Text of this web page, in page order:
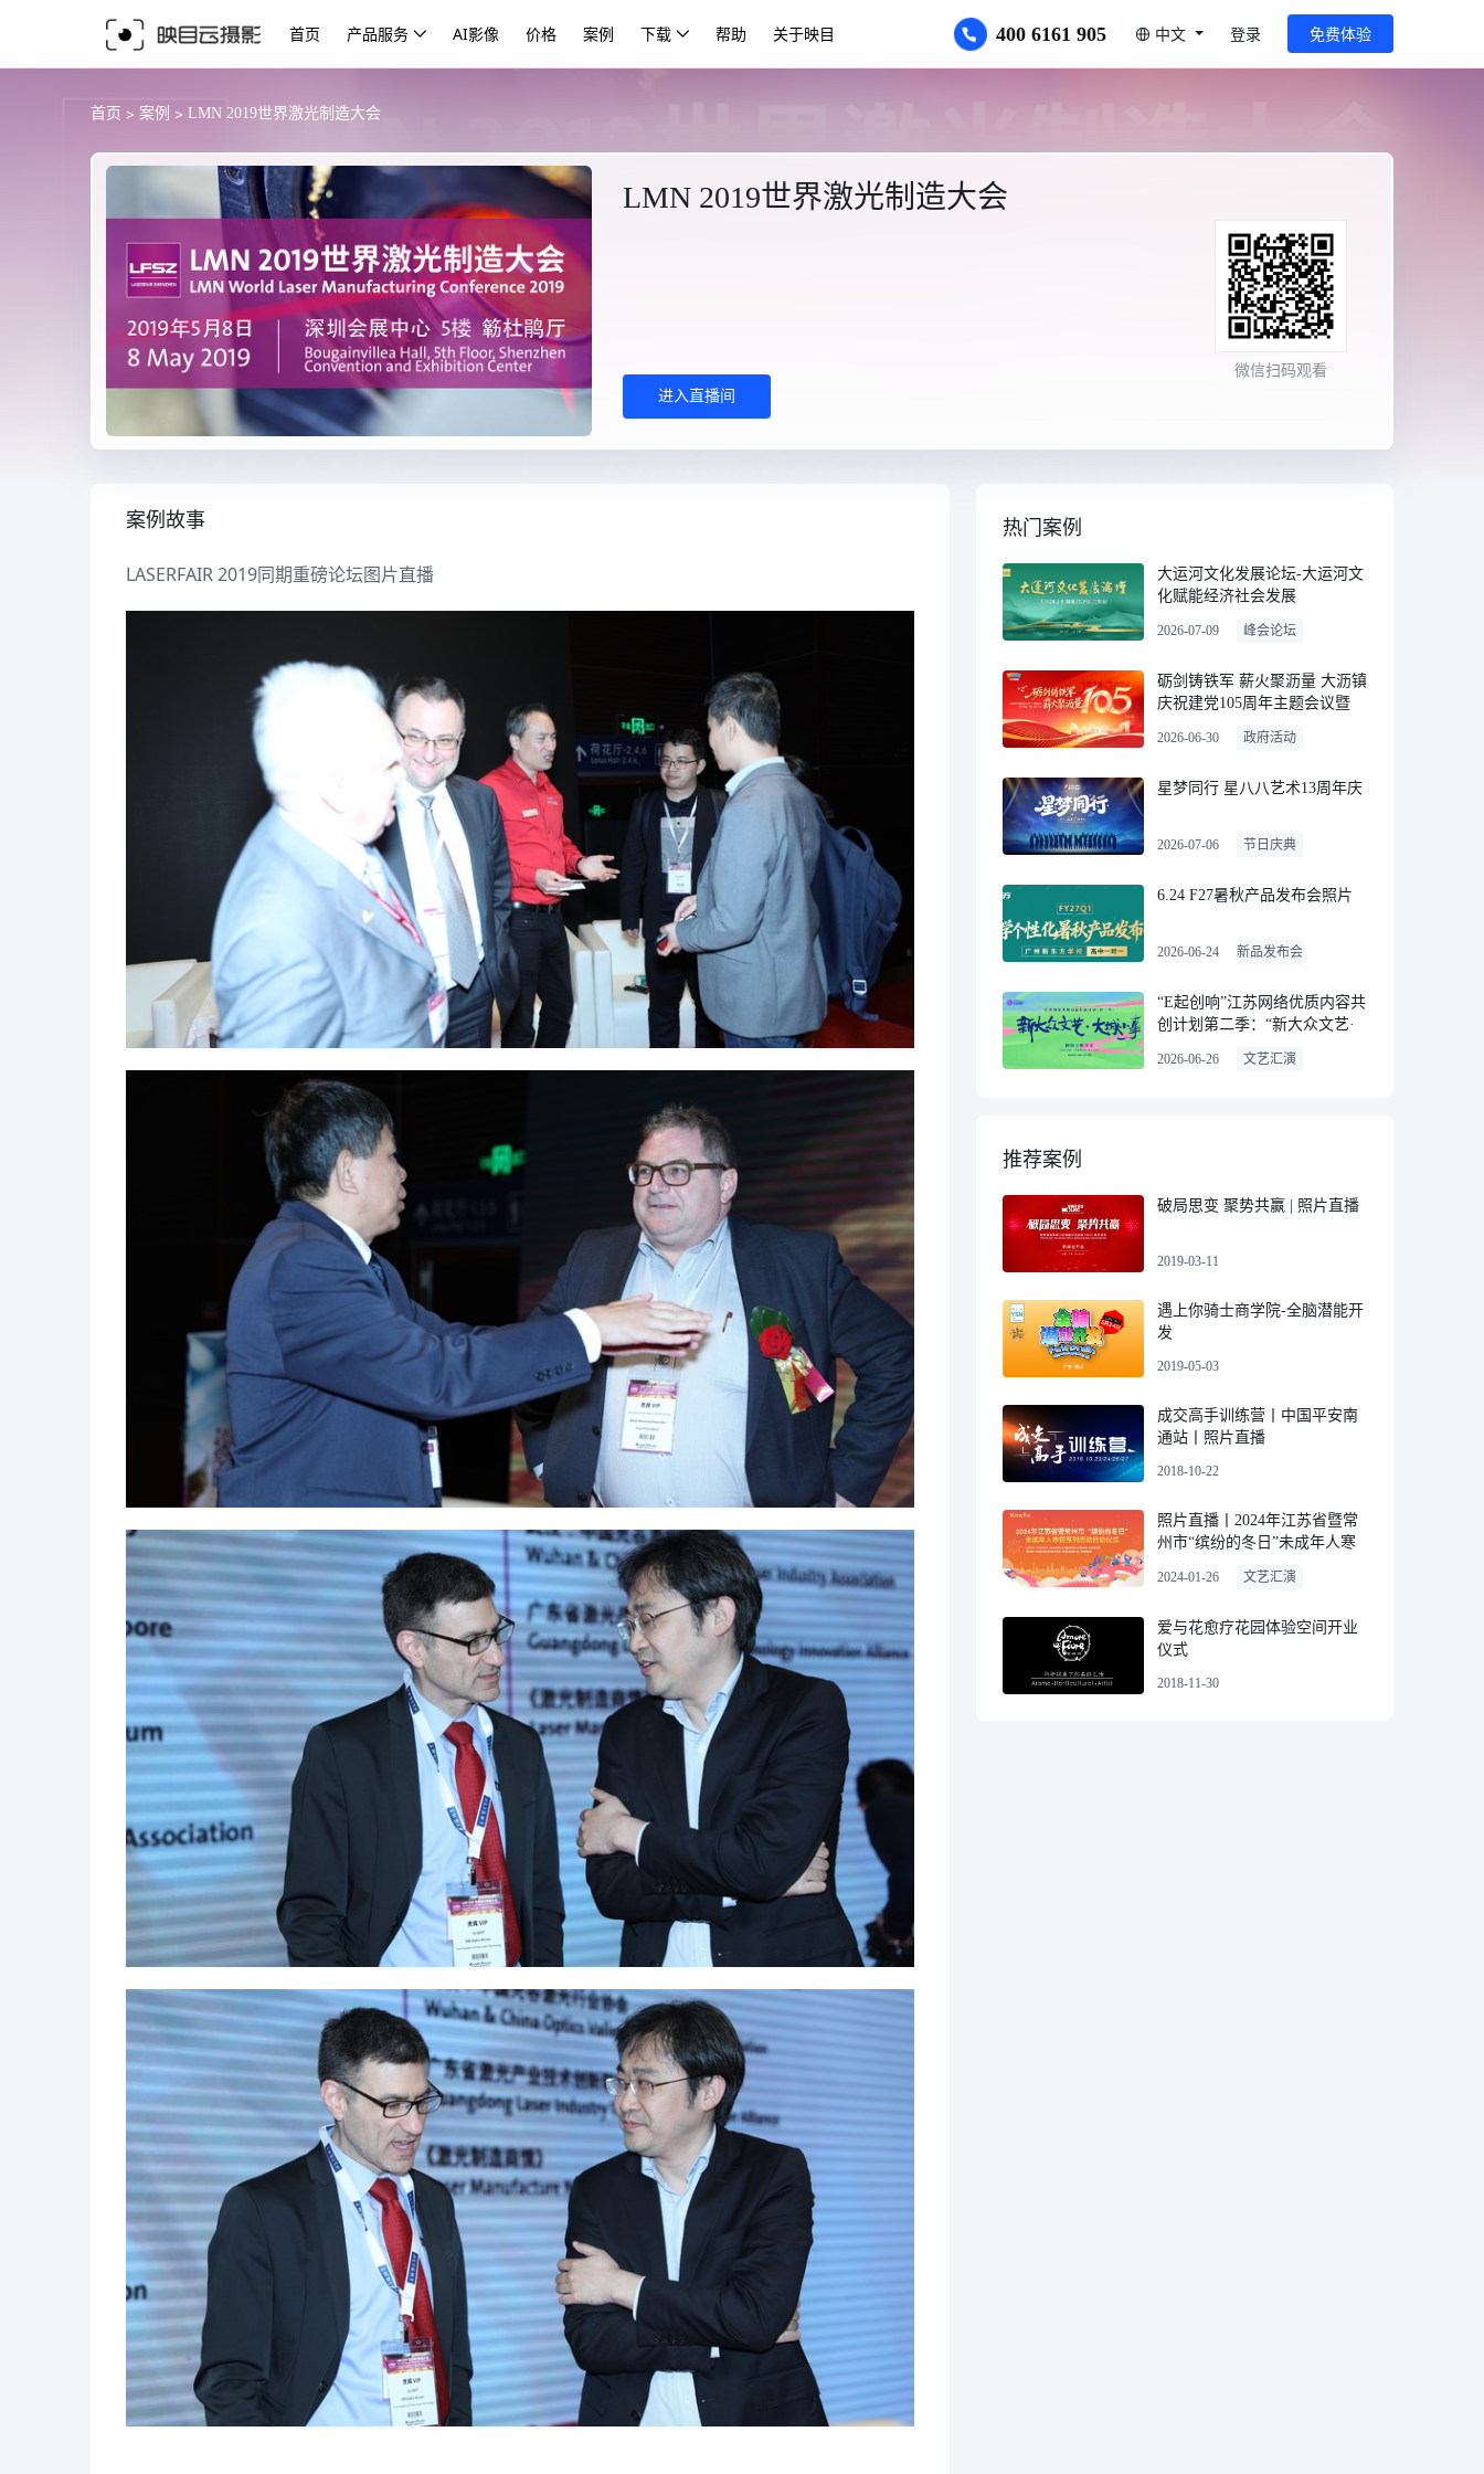
首页 产品服务 AI影像 价格 案例 下载 帮助 关于映目 400 6161 905 中文 登录 免费体验
首页 > 案例 > LMN 2019世界激光制造大会
LMN 2019世界激光制造大会
进入直播间
微信扫码观看
案例故事
LASERFAIR 2019同期重磅论坛图片直播
热门案例
大运河文化发展论坛-大运河文
化赋能经济社会发展
2026-07-09 峰会论坛
砺剑铸铁军 薪火聚沥量 大沥镇
庆祝建党105周年主题会议暨
2026-06-30 政府活动
星梦同行 星八八艺术13周年庆
2026-07-06 节日庆典
6.24 F27暑秋产品发布会照片
2026-06-24 新品发布会
“E起创响”江苏网络优质内容共
创计划第二季：“新大众文艺·
2026-06-26 文艺汇演
推荐案例
破局思变 聚势共赢 | 照片直播
2019-03-11
遇上你骑士商学院-全脑潜能开
发
2019-05-03
成交高手训练营丨中国平安南
通站丨照片直播
2018-10-22
照片直播丨2024年江苏省暨常
州市“缤纷的冬日”未成年人寒
2024-01-26 文艺汇演
爱与花愈疗花园体验空间开业
仪式
2018-11-30